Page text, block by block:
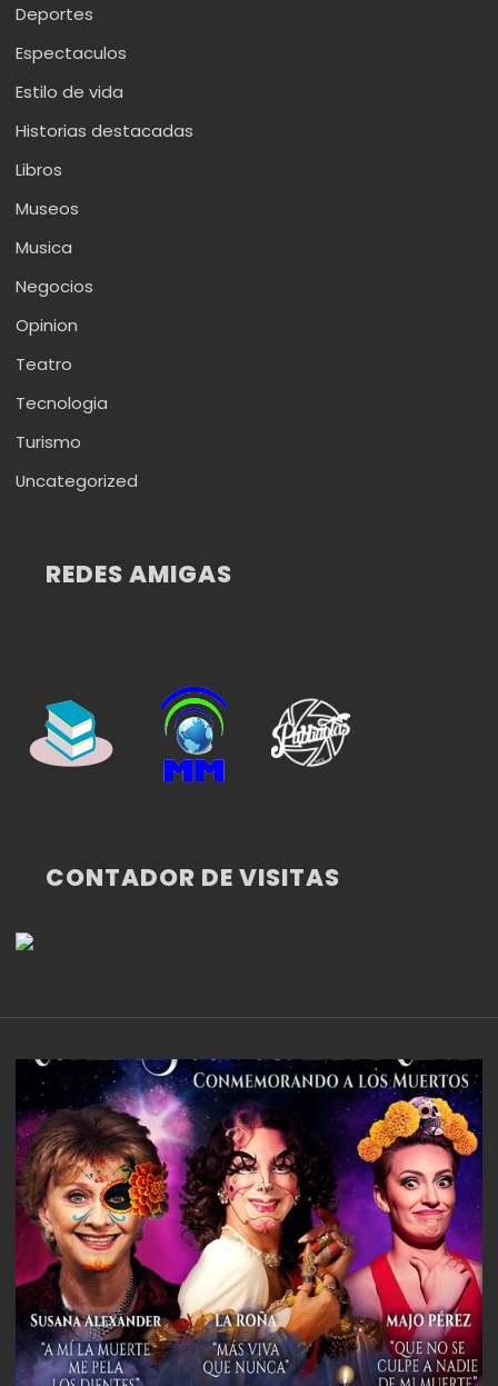
Deportes
Espectaculos
Estilo de vida
Historias destacadas
Libros
Museos
Musica
Negocios
Opinion
Teatro
Tecnologia
Turismo
Uncategorized
REDES AMIGAS
CONTADOR DE VISITAS